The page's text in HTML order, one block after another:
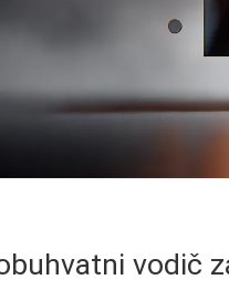
vodič